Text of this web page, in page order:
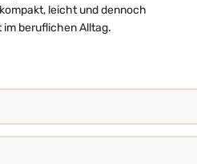
leicht und dennoch
im beruflichen Alltag.